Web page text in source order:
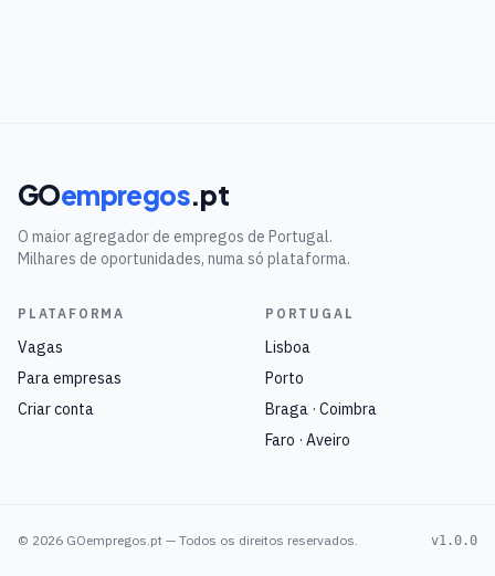
GOempregos.pt
O maior agregador de empregos de Portugal.
Milhares de oportunidades, numa só plataforma.
PLATAFORMA
Vagas
Para empresas
Criar conta
PORTUGAL
Lisboa
Porto
Braga · Coimbra
Faro · Aveiro
© 2026 GOempregos.pt — Todos os direitos reservados. v1.0.0